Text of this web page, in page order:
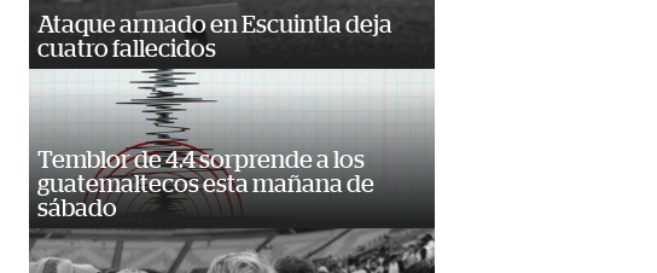
Ataque armado en Escuintla deja
cuatro fallecidos
Temblor de 4.4 sorprende a los
guatemaltecos esta mañana de
sábado